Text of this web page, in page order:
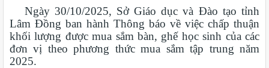
Ngày 30/10/2025, Sở Giáo dục và Đào tạo tỉnh
Lâm Đồng ban hành Thông báo về việc chấp thuận
khối lượng được mua sắm bàn, ghế học sinh của các
đơn vị theo phương thức mua sắm tập trung năm
2025.